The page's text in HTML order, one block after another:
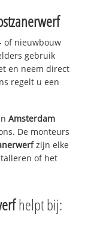
of nieuwbouw
gebruik
en neem direct
regelt u een
Amsterdam
De monteurs
zijn elke
of het
helpt bij: